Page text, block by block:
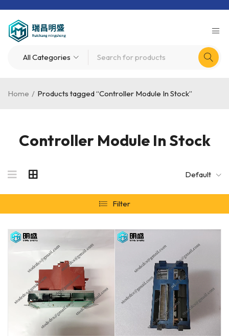
Controller Module In Stock
Home / Products tagged “Controller Module In Stock”
Default
Filter